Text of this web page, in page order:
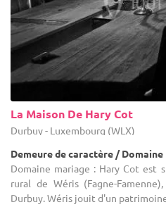
La Maison De Hary Cot
Durbuy - Luxembourg (WLX)
Demeure de caractère / Domaine
Domaine mariage : Hary Cot
rural de Wéris (Fagne-
Durbuy. Wéris jouit d'un